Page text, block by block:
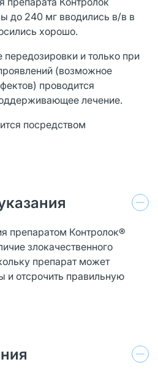
до 240 мг вводились в/в в
хорошо.
и только при
(возможное
проводится
лечение.
посредством
препаратом Контролок®
злокачественного
препарат может
и отсрочить правильную